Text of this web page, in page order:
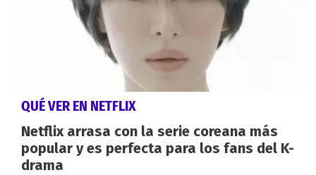
QUÉ VER EN NETFLIX
Netflix arrasa con la serie coreana más
popular y es perfecta para los fans del K-
drama